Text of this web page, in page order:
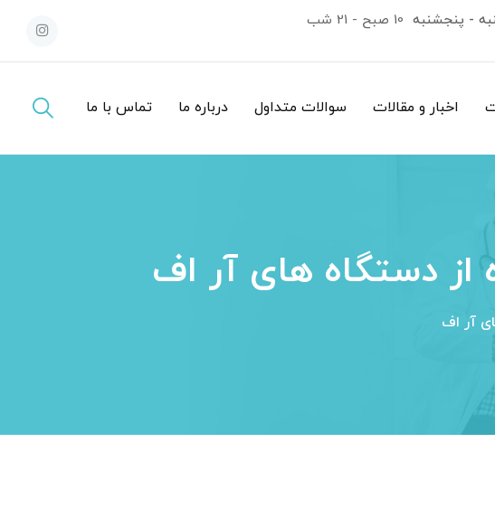
- پنجشنبه 10 صبح - 21 شب
اخبار و مقالات سوالات متداول درباره ما تماس با ما
از دستگاه های آر اف
آر اف